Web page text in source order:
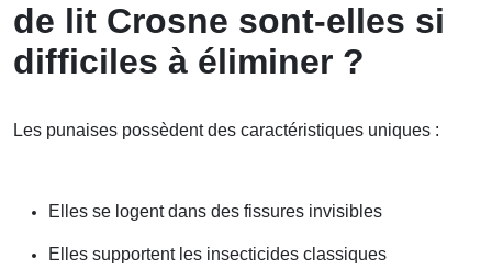
de lit Crosne sont-elles si
difficiles à éliminer ?
Les punaises possèdent des caractéristiques uniques :
Elles se logent dans des fissures invisibles
Elles supportent les insecticides classiques